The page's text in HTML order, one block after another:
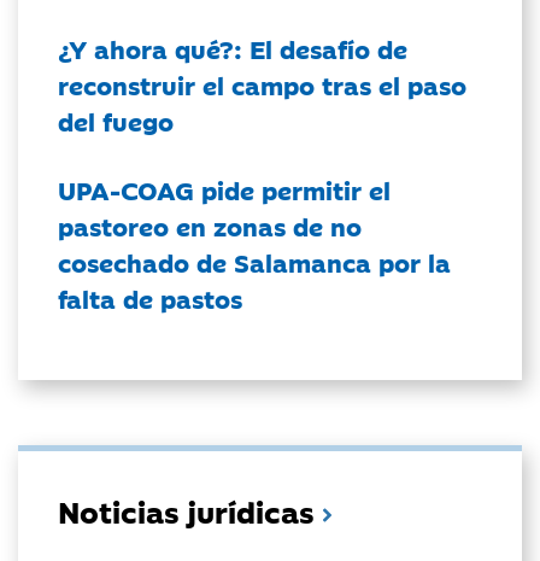
¿Y ahora qué?: El desafío de
reconstruir el campo tras el paso
del fuego
UPA-COAG pide permitir el
pastoreo en zonas de no
cosechado de Salamanca por la
falta de pastos
Noticias jurídicas